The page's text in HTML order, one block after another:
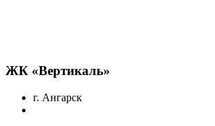
ЖК «Вертикаль»
г. Ангарск